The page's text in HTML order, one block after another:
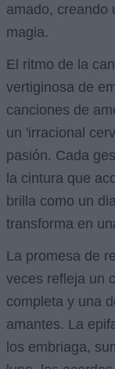
amado, creando
magia.
El ritmo de la
vertiginosa de
canciones de
un 'irracional
pasión. Cada
la cintura que
brilla como un
transforma en
La promesa de
veces refleja un
completa y una
amantes. La
los embriaga,